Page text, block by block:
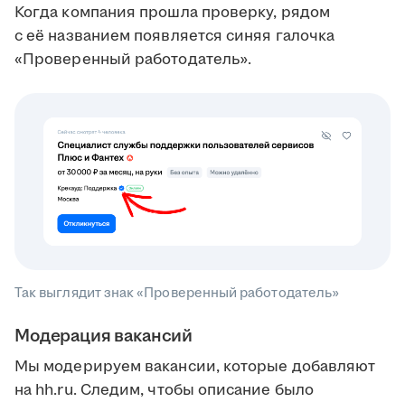
Когда компания прошла проверку, рядом
с её названием появляется синяя галочка
«Проверенный работодатель».
Так выглядит знак «Проверенный работодатель»
Модерация вакансий
Мы модерируем вакансии, которые добавляют
на hh.ru. Следим, чтобы описание было